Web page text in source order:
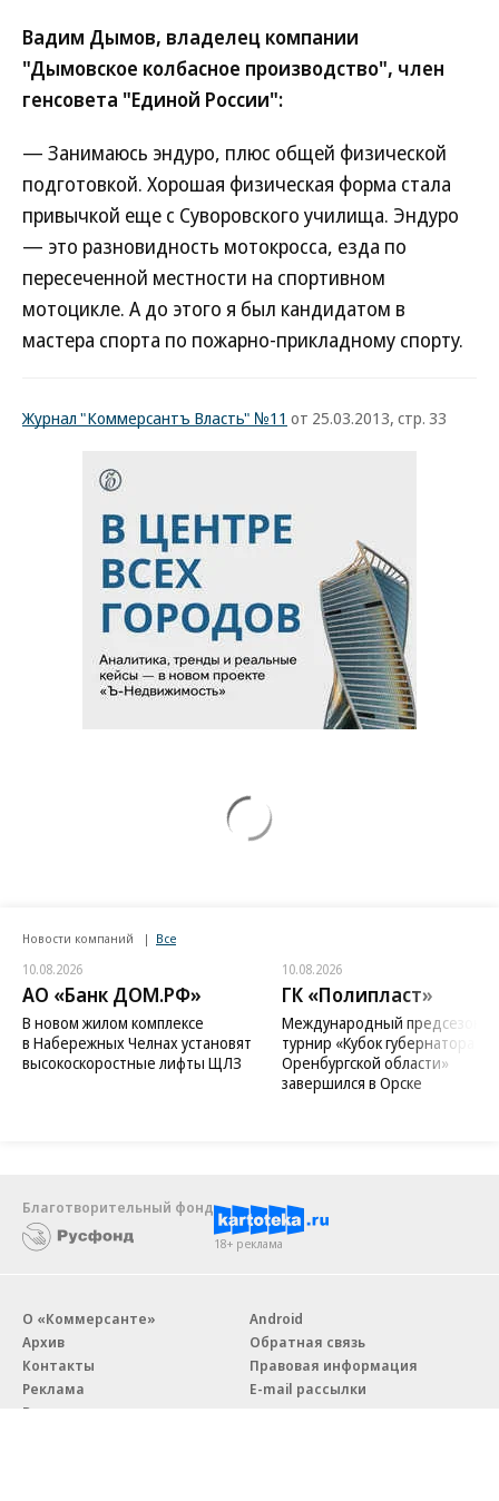
Вадим Дымов, владелец компании
"Дымовское колбасное производство", член
генсовета "Единой России":
— Занимаюсь эндуро, плюс общей физической
подготовкой. Хорошая физическая форма стала
привычкой еще с Суворовского училища. Эндуро
— это разновидность мотокросса, езда по
пересеченной местности на спортивном
мотоцикле. А до этого я был кандидатом в
мастера спорта по пожарно-прикладному спорту.
Журнал "Коммерсантъ Власть" №11 от 25.03.2013, стр. 33
Новости компаний Все
10.08.2026
АО «Банк ДОМ.РФ»
В новом жилом комплексе
в Набережных Челнах установят
высокоскоростные лифты ЩЛЗ
10.08.2026
ГК «Полипласт»
Международный
турнир «Кубок губернатора
Оренбургской области»
завершился в Орске
Благотворительный фонд
18+ реклама
О «Коммерсанте»
Архив
Контакты
Реклама
Вакансии
Android
Обратная связь
Правовая информация
E-mail рассылки